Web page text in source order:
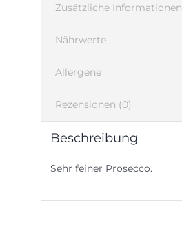
Zusätzliche Informationen
Nährwerte
Allergene
Rezensionen (0)
Beschreibung
Sehr feiner Prosecco.